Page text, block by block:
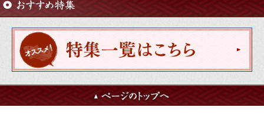
『踊り節』
鰹節屋の
だしパック